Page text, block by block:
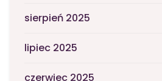
sierpień 2025
lipiec 2025
czerwiec 2025